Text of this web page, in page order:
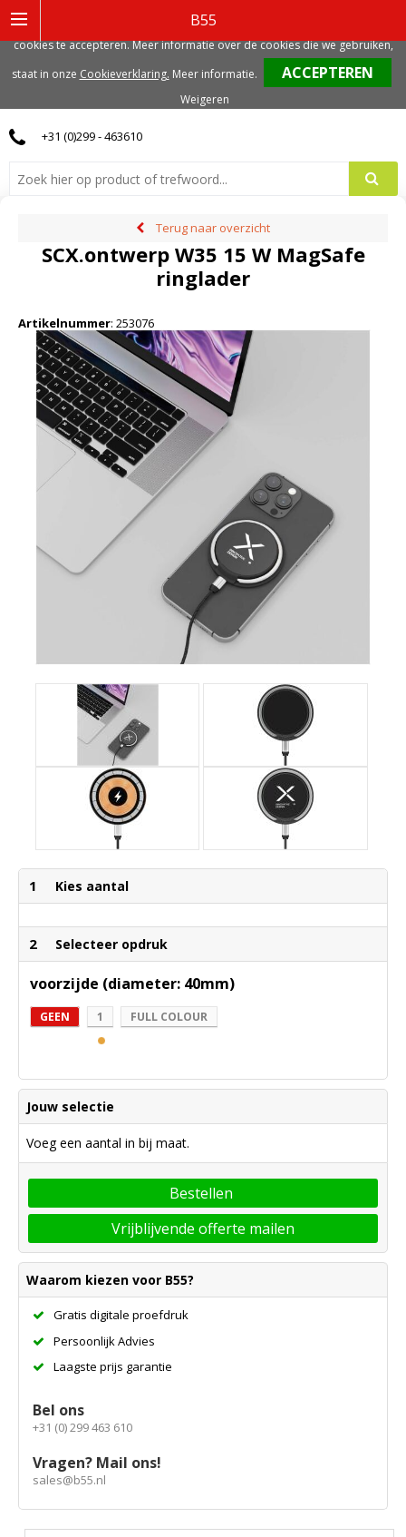
B55
0
+31 (0)299 - 463610
Terug naar overzicht
SCX.ontwerp W35 15 W MagSafe
ringlader
Artikelnummer: 253076
1 Kies aantal
2 Selecteer opdruk
voorzijde (diameter: 40mm)
GEEN 1 FULL COLOUR
Jouw selectie
Voeg een aantal in bij maat.
Bestellen
Vrijblijvende offerte mailen
Waarom kiezen voor B55?
Gratis digitale proefdruk
Persoonlijk Advies
Laagste prijs garantie
Bel ons
+31 (0) 299 463 610
Vragen? Mail ons!
sales@b55.nl
gerelateerde cookies. Voor de beste gebruikerservaring, adviseren we deze
cookies te accepteren. Meer informatie over de cookies die we gebruiken,
staat in onze Cookieverklaring. Meer informatie.
Weigeren